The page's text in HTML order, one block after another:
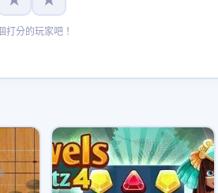
打分的玩家吧！